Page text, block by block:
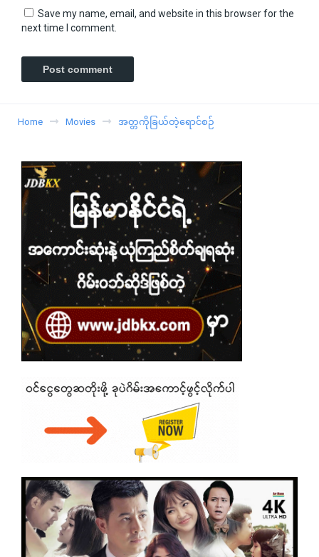
Save my name, email, and website in this browser for the
next time I comment.
Home Movies အတ္တကိုခြယ်တဲ့ရောင်စဉ်